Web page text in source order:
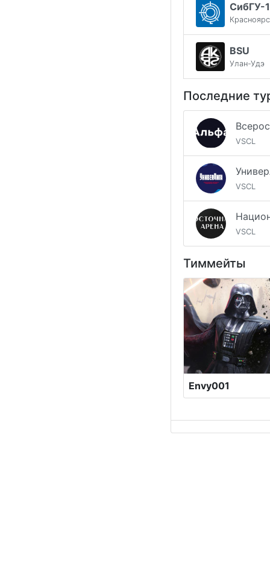
СибГУ-1
BSU
Улан-Удэ
Последние
VSCL
VSCL
VSCL
Тиммейты
Envy001